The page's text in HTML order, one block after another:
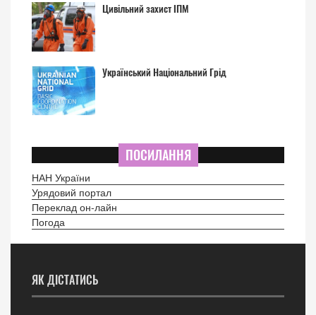
Цивільний захист ІПМ
Український Національний Грід
ПОСИЛАННЯ
НАН України
Урядовий портал
Переклад он-лайн
Погода
ЯК ДІСТАТИСЬ